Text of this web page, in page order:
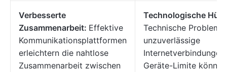
Verbesserte
Zusammenarbeit: Effektive
Kommunikationsplattformen
erleichtern die nahtlose
Zusammenarbeit zwischen
Technologische
Technische
unzuverlässige
Geräte-Limite